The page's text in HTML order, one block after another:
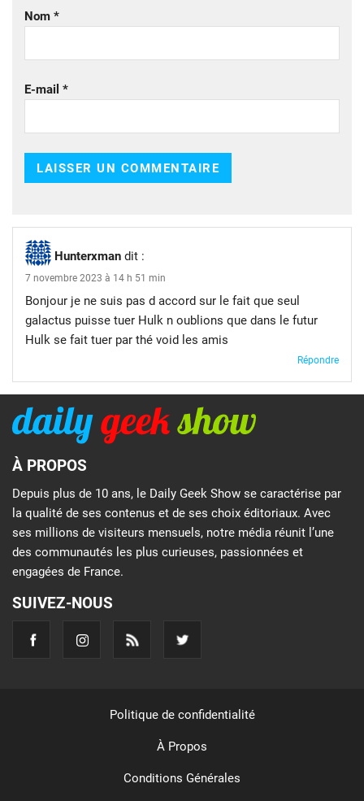
Nom *
E-mail *
Hunterxman dit :
7 novembre 2023 à 14 h 51 min
Bonjour je ne suis pas d accord sur le fait que seul
galactus puisse tuer Hulk n oublions que dans le futur
Hulk se fait tuer par thé void les amis
Répondre
À PROPOS
Depuis plus de 10 ans, le Daily Geek Show se caractérise par
la qualité de ses contenus et de ses choix éditoriaux. Avec
ses millions de visiteurs mensuels, notre média réunit l’une
des communautés les plus curieuses, passionnées et
engagées de France.
SUIVEZ-NOUS
Politique de confidentialité
À Propos
Conditions Générales